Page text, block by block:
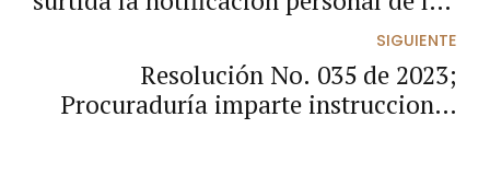
SIGUIENTE
Resolución No. 035 de 2023;
Procuraduría imparte instrucciones